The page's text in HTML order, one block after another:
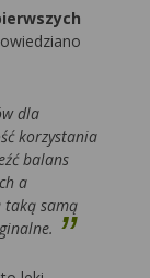
dla
korzystania
balans
a
taką samą